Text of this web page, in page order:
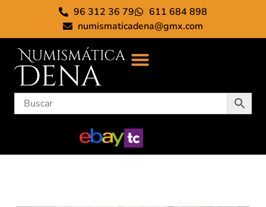
96 312 36 79
611 684 898
numismaticadena@gmx.com